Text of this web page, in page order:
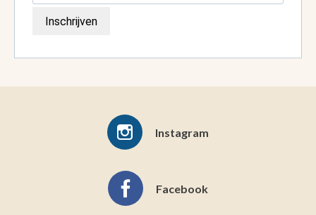
Inschrijven
Instagram
Facebook